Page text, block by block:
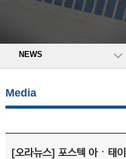
NEWS
Media
[오라뉴스] 포스텍 아ㆍ태